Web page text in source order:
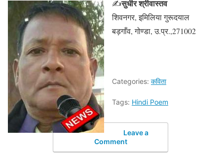
✍सुधीर श्रीवास्तव
शिवनगर, इमिलिया गुरूदयाल
बड़गाँव, गोण्डा, उ.प्र.,271002
Categories: कविता
Tags: Hindi Poem
Leave a
Comment